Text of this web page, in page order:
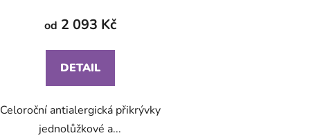
od 2 093 Kč
DETAIL
Celoroční antialergická přikrývky
jednolůžkové a...